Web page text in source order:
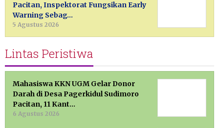
Pacitan, Inspektorat Fungsikan Early
Warning Sebag…
5 Agustus 2026
Lintas Peristiwa
Mahasiswa KKN UGM Gelar Donor
Darah di Desa Pagerkidul Sudimoro
Pacitan, 11 Kant…
6 Agustus 2026